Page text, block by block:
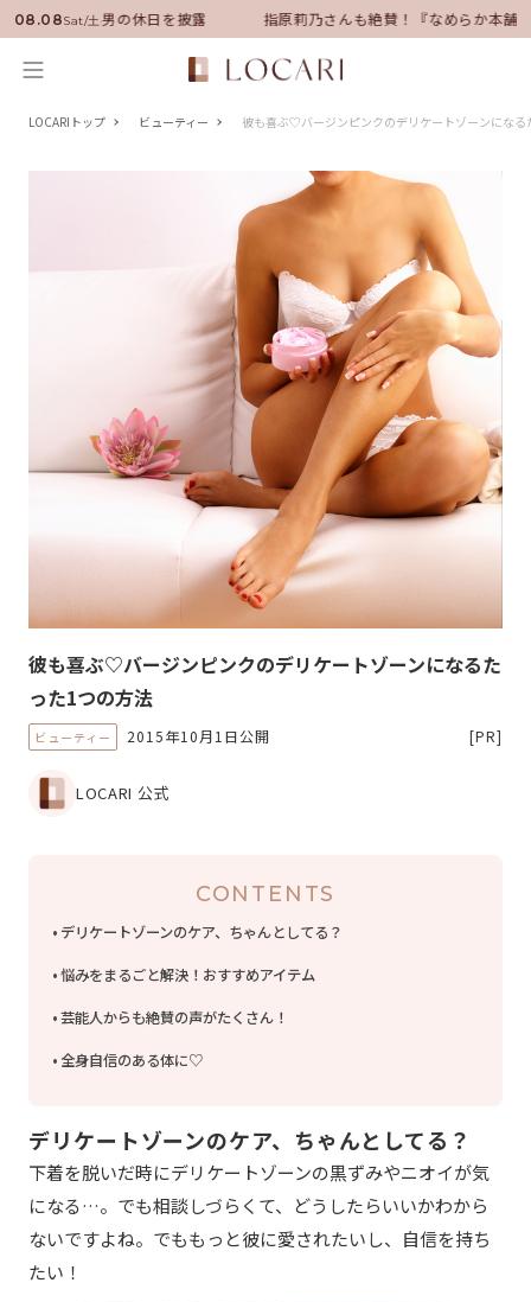
08.08Sat/土
任！いい男の休日を披露 指原莉乃さんも絶賛！『なめらか本舗』
LOCARIトップ ビューティー 彼も喜ぶ♡バージンピンクのデリケートゾーンになる
彼も喜ぶ♡バージンピンクのデリケートゾーンになるた
った1つの方法
ビューティー 2015年10月1日公開 [PR]
LOCARI 公式
CONTENTS
デリケートゾーンのケア、ちゃんとしてる？
悩みをまるごと解決！おすすめアイテム
芸能人からも絶賛の声がたくさん！
全身自信のある体に♡
デリケートゾーンのケア、ちゃんとしてる？
下着を脱いだ時にデリケートゾーンの黒ずみやニオイが気
になる…。でも相談しづらくて、どうしたらいいかわから
ないですよね。でももっと彼に愛されたいし、自信を持ち
たい！